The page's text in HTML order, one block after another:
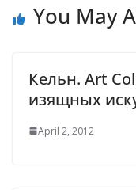
You May
Кельн. Art
изящных
April 2, 2012